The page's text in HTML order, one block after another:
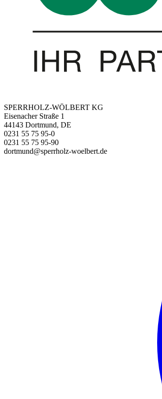
SPERRHOLZ-WÖLBERT KG
Eisenacher Straße 1
44143 Dortmund, DE
0231 55 75 95-0
0231 55 75 95-90
dortmund@sperrholz-woelbert.de